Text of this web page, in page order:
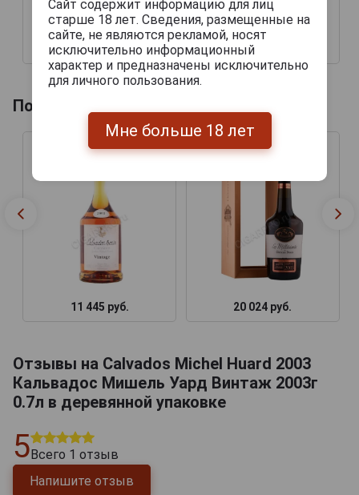
42 444 руб. 51 069 руб.
Похожие товары по году производства
11 445 руб. 20 024 руб.
Отзывы на Calvados Michel Huard 2003
Кальвадос Мишель Уард Винтаж 2003г
0.7л в деревянной упаковке
5 Всего 1 отзыв
Напишите отзыв
Сайт содержит информацию для лиц
старше 18 лет. Сведения, размещенные на
сайте, не являются рекламой, носят
исключительно информационный
характер и предназначены исключительно
для личного пользования.
Мне больше 18 лет